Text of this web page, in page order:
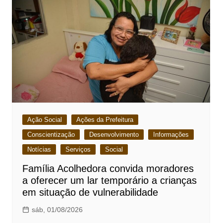
Ação Social
Ações da Prefeitura
Conscientização
Desenvolvimento
Informações
Notícias
Serviços Social
Família Acolhedora convida moradores
a oferecer um lar temporário a crianças
em situação de vulnerabilidade
sáb, 01/08/2026